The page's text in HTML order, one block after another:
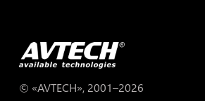
© «AVTECH», 2001–2026